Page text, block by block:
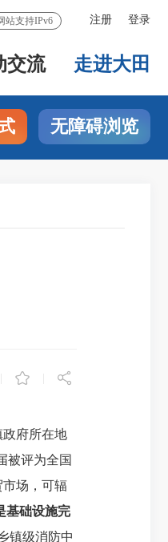
注册 登录
站支持IPv6
交流 走进大田
无障碍浏览
 
府所在地
被评为全国
市场，可辐
基础设施完
镇级消防中